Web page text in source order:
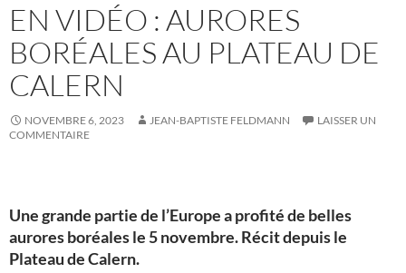
EN VIDÉO : AURORES
BORÉALES AU PLATEAU DE
CALERN
NOVEMBRE 6, 2023 JEAN-BAPTISTE FELDMANN
LAISSER UN
COMMENTAIRE
Une grande partie de l’Europe a profité de belles
aurores boréales le 5 novembre. Récit depuis le
Plateau de Calern.